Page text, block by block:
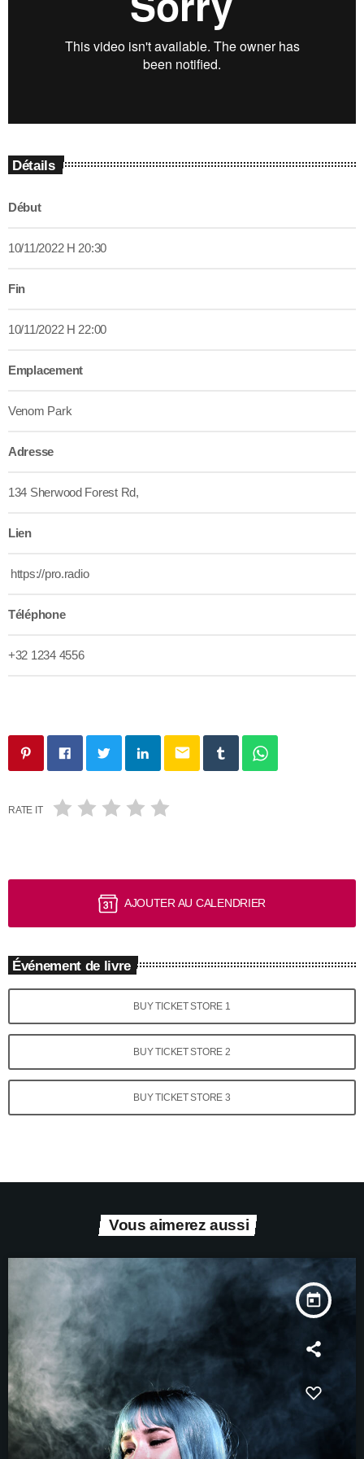
Détails
Début
10/11/2022 H 20:30
Fin
10/11/2022 H 22:00
Emplacement
Venom Park
Adresse
134 Sherwood Forest Rd,
Lien
https://pro.radio
Téléphone
+32 1234 4556
email
RATE IT
AJOUTER AU CALENDRIER
Événement de livre
BUY TICKET STORE 1
BUY TICKET STORE 2
BUY TICKET STORE 3
Vous aimerez aussi
today